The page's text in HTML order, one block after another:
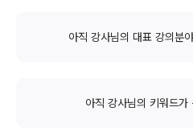
아직 강사님의 대표 강의분
아직 강사님의 키워드가